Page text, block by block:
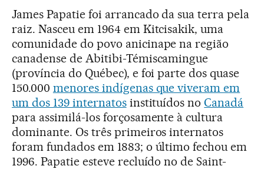
James Papatie foi arrancado da sua terra pela
raiz. Nasceu em 1964 em Kitcisakik, uma
comunidade do povo anicinape na região
canadense de Abitibi-Témiscamingue
(província do Québec), e foi parte dos quase
150.000 menores indígenas que viveram em
um dos 139 internatosinstituídos noCanadá
para assimilá-los forçosamente à cultura
dominante. Os três primeiros internatos
foram fundados em 1883; o último fechou em
1996. Papatie esteve recluído no de Saint-